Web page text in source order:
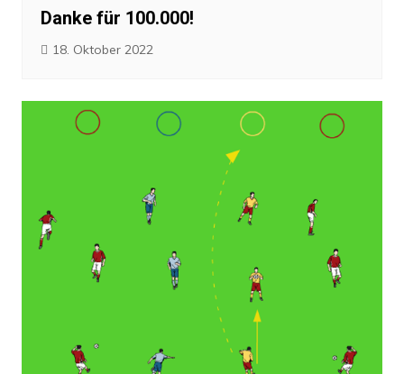
Danke für 100.000!
18. Oktober 2022